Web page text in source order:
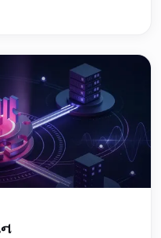
છે એ જાણીશું. નવી